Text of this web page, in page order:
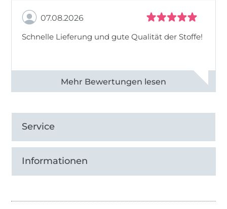
07.08.2026
Schnelle Lieferung und gute Qualität der Stoffe!
Alle 82968 Bewertungen ansehen
Service
Informationen